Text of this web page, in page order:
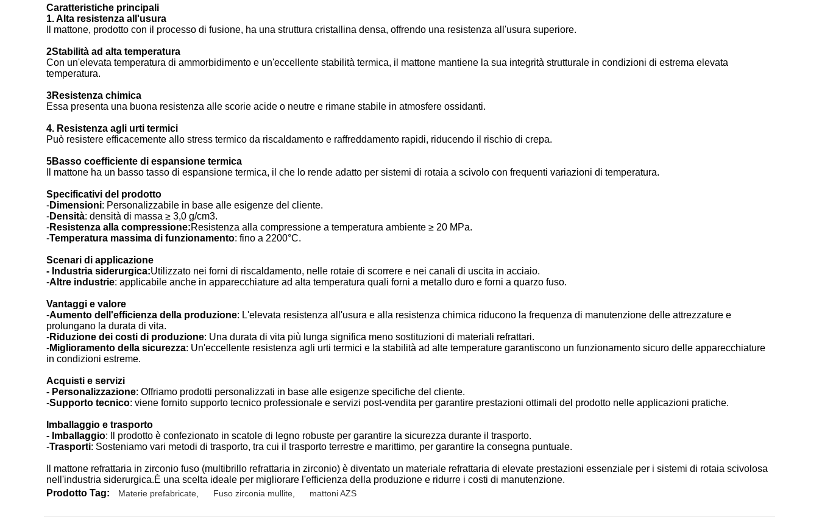
Caratteristiche principali
1. Alta resistenza all'usura
Il mattone, prodotto con il processo di fusione, ha una struttura cristallina densa, offrendo una resistenza all'usura superiore.
2Stabilità ad alta temperatura
Con un'elevata temperatura di ammorbidimento e un'eccellente stabilità termica, il mattone mantiene la sua integrità strutturale in condizioni di estrema elevata
temperatura.
3Resistenza chimica
Essa presenta una buona resistenza alle scorie acide o neutre e rimane stabile in atmosfere ossidanti.
4. Resistenza agli urti termici
Può resistere efficacemente allo stress termico da riscaldamento e raffreddamento rapidi, riducendo il rischio di crepa.
5Basso coefficiente di espansione termica
Il mattone ha un basso tasso di espansione termica, il che lo rende adatto per sistemi di rotaia a scivolo con frequenti variazioni di temperatura.
Specificativi del prodotto
-Dimensioni: Personalizzabile in base alle esigenze del cliente.
-Densità: densità di massa ≥ 3,0 g/cm3.
-Resistenza alla compressione:Resistenza alla compressione a temperatura ambiente ≥ 20 MPa.
-Temperatura massima di funzionamento: fino a 2200°C.
Scenari di applicazione
- Industria siderurgica:Utilizzato nei forni di riscaldamento, nelle rotaie di scorrere e nei canali di uscita in acciaio.
-Altre industrie: applicabile anche in apparecchiature ad alta temperatura quali forni a metallo duro e forni a quarzo fuso.
Vantaggi e valore
-Aumento dell'efficienza della produzione: L'elevata resistenza all'usura e alla resistenza chimica riducono la frequenza di manutenzione delle attrezzature e
prolungano la durata di vita.
-Riduzione dei costi di produzione: Una durata di vita più lunga significa meno sostituzioni di materiali refrattari.
-Miglioramento della sicurezza: Un'eccellente resistenza agli urti termici e la stabilità ad alte temperature garantiscono un funzionamento sicuro delle apparecchiature
in condizioni estreme.
Acquisti e servizi
- Personalizzazione: Offriamo prodotti personalizzati in base alle esigenze specifiche del cliente.
-Supporto tecnico: viene fornito supporto tecnico professionale e servizi post-vendita per garantire prestazioni ottimali del prodotto nelle applicazioni pratiche.
Imballaggio e trasporto
- Imballaggio: Il prodotto è confezionato in scatole di legno robuste per garantire la sicurezza durante il trasporto.
-Trasporti: Sosteniamo vari metodi di trasporto, tra cui il trasporto terrestre e marittimo, per garantire la consegna puntuale.
Il mattone refrattaria in zirconio fuso (multibrillo refrattaria in zirconio) è diventato un materiale refrattaria di elevate prestazioni essenziale per i sistemi di rotaia scivolosa
nell'industria siderurgica.È una scelta ideale per migliorare l'efficienza della produzione e ridurre i costi di manutenzione.
Prodotto Tag:
Materie prefabricate Fuso zirconia mullite mattoni AZS